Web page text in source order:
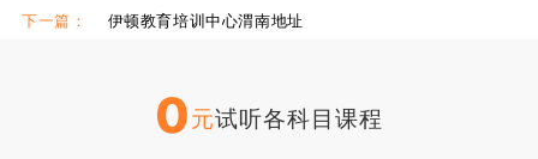
下一篇： 伊顿教育培训中心渭南地址
0元试听各科目课程